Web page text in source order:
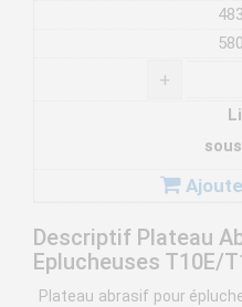
+
Descriptif Plateau
Eplucheuses T10E/
Plateau abrasif pour